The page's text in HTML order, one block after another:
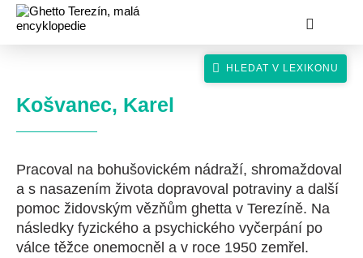
hledat
Košvanec, Karel
Pracoval na bohušovickém nádraží, shromaždoval
a s nasazením života dopravoval potraviny a další
pomoc židovským vězňům ghetta v Terezíně. Na
následky fyzického a psychického vyčerpání po
válce těžce onemocněl a v roce 1950 zemřel.